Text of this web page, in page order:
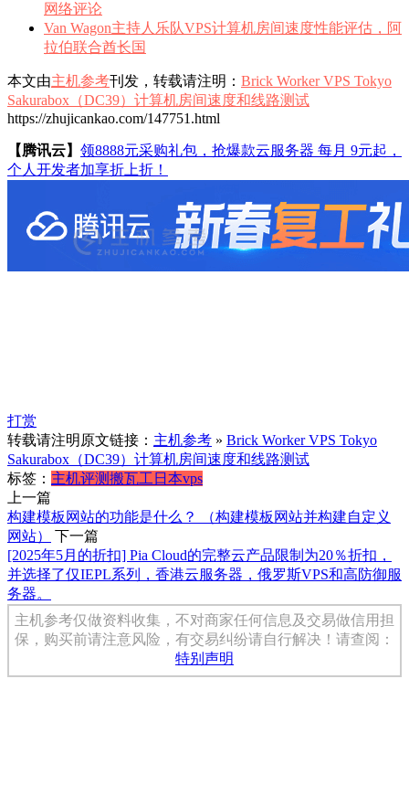
网络评论
Van Wagon主持人乐队VPS计算机房间速度性能评估，阿
拉伯联合酋长国
本文由主机参考刊发，转载请注明： Brick Worker VPS Tokyo
Sakurabox（DC39）计算机房间速度和线路测试
https://zhujicankao.com/147751.html
【腾讯云】 领8888元采购礼包，抢爆款云服务器 每月 9元起，
个人开发者加享折上折！
打赏
转载请注明原文链接： 主机参考 » Brick Worker VPS Tokyo
Sakurabox（DC39）计算机房间速度和线路测试
标签： 主机评测搬瓦工日本vps
上一篇
构建模板网站的功能是什么？ （构建模板网站并构建自定义
网站）
下一篇
[2025年5月的折扣] Pia Cloud的完整云产品限制为20％折扣，
并选择了仅IEPL系列，香港云服务器，俄罗斯VPS和高防御服
务器。
主机参考仅做资料收集，不对商家任何信息及交易做信用担
保，购买前请注意风险，有交易纠纷请自行解决！请查阅：
特别声明